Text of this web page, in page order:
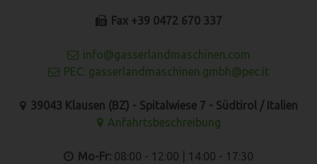
Fax +39 0472 670 337
info@gasserlandmaschinen.com
PEC: gasserlandmaschinen.gmbh@pec.it
39043 Klausen (BZ) - Spitalwiese 7 - Südtirol / Italien
Anfahrtsbeschreibung
Mo-Fr: 08:00 - 12:00 | 14:00 - 17:30